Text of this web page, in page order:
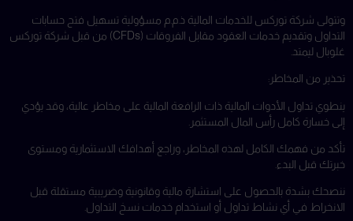
وتتولى شركة توركس للخدمات المالية ذ.م.م مسؤولية تسهيل فتح حسابات
التداول وتقديم خدمات العقود مقابل الفروقات (CFDs) من قبل شركة توركس
غلوبال ليمتد.
تحذير من المخاطر:
ينطوي تداول الأدوات المالية ذات الرافعة المالية على مخاطر عالية، وقد يؤدي
إلى خسارة كامل رأس المال المستثمر.
تأكد من فهمك الكامل لهذه المخاطر، وراجع أهدافك الاستثمارية ومستوى
خبرتك قبل البدء.
ننصحك بشدة بالحصول على استشارة مالية وقانونية وضريبية مستقلة قبل
الانخراط في أي نشاط تداول أو استخدام خدمات نسخ التداول.